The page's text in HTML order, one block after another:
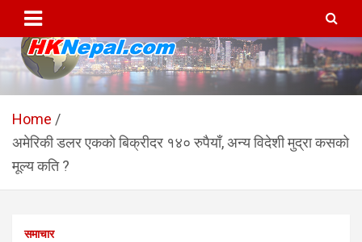
content
HKNepal.com – हङकङबाट
सञ्चालित पहिलो नेपाली अनलाईन
पत्रिका
hknepal, hknepal.com, hk nepal, hk nepal com
Home
अमेरिकी डलर एकको बिक्रीदर १४० रुपैयाँ, अन्य विदेशी मुद्रा कसको
मूल्य कति ?
समाचार